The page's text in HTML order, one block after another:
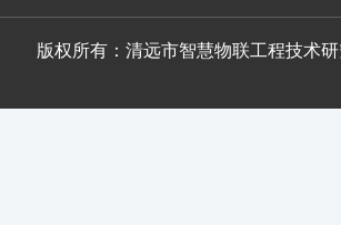
版权所有：清远市智慧物联工程技术